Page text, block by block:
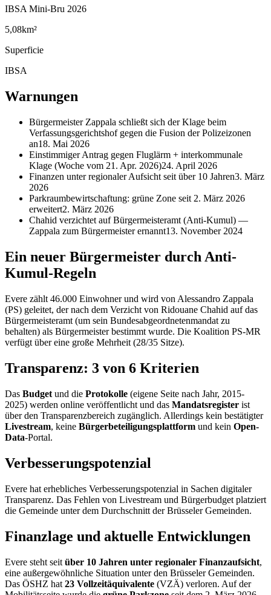
IBSA Mini-Bru 2026
5,08km²
Superficie
IBSA
Warnungen
Bürgermeister Zappala schließt sich der Klage beim
Verfassungsgerichtshof gegen die Fusion der Polizeizonen
an18. Mai 2026
Einstimmiger Antrag gegen Fluglärm + interkommunale
Klage (Woche vom 21. Apr. 2026)24. April 2026
Finanzen unter regionaler Aufsicht seit über 10 Jahren3. März
2026
Parkraumbewirtschaftung: grüne Zone seit 2. März 2026
erweitert2. März 2026
Chahid verzichtet auf Bürgermeisteramt (Anti-Kumul) —
Zappala zum Bürgermeister ernannt13. November 2024
Ein neuer Bürgermeister durch Anti-
Kumul-Regeln
Evere zählt 46.000 Einwohner und wird von Alessandro Zappala
(PS) geleitet, der nach dem Verzicht von Ridouane Chahid auf das
Bürgermeisteramt (um sein Bundesabgeordnetenmandat zu
behalten) als Bürgermeister bestimmt wurde. Die Koalition PS-MR
verfügt über eine große Mehrheit (28/35 Sitze).
Transparenz: 3 von 6 Kriterien
Das Budget und die Protokolle (eigene Seite nach Jahr, 2015-
2025) werden online veröffentlicht und das Mandatsregister ist
über den Transparenzbereich zugänglich. Allerdings kein bestätigter
Livestream, keine Bürgerbeteiligungsplattform und kein Open-
Data-Portal.
Verbesserungspotenzial
Evere hat erhebliches Verbesserungspotenzial in Sachen digitaler
Transparenz. Das Fehlen von Livestream und Bürgerbudget platziert
die Gemeinde unter dem Durchschnitt der Brüsseler Gemeinden.
Finanzlage und aktuelle Entwicklungen
Evere steht seit über 10 Jahren unter regionaler Finanzaufsicht,
eine außergewöhnliche Situation unter den Brüsseler Gemeinden.
Das ÖSHZ hat 23 Vollzeitäquivalente (VZÄ) verloren. Auf der